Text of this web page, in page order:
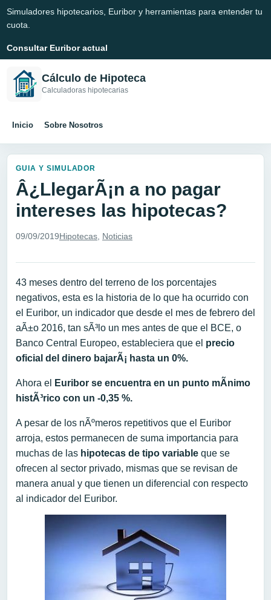
Simuladores hipotecarios, Euribor y herramientas para entender tu
cuota.
Consultar Euribor actual
Cálculo de Hipoteca
Calculadoras hipotecarias
Inicio Sobre Nosotros
GUIA Y SIMULADOR
Â¿LlegarÃ¡n a no pagar
intereses las hipotecas?
09/09/2019Hipotecas Noticias
43 meses dentro del terreno de los porcentajes
negativos, esta es la historia de lo que ha ocurrido con
el Euribor, un indicador que desde el mes de febrero del
aÃ±o 2016, tan sÃ³lo un mes antes de que el BCE, o
Banco Central Europeo, estableciera que el precio
oficial del dinero bajarÃ¡ hasta un 0%.
Ahora el
Euribor se encuentra en un punto mÃ­nimo
histÃ³rico con un -0,35 %.
A pesar de los nÃºmeros repetitivos que el Euribor
arroja, estos permanecen de suma importancia para
muchas de las hipotecas de tipo variable que se
ofrecen al sector privado, mismas que se revisan de
manera anual y que tienen un diferencial con respecto
al indicador del Euribor.